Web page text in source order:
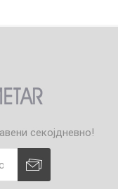
секојдневно!